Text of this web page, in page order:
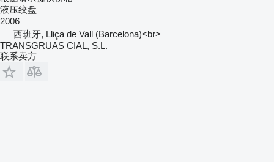
液压绞盘
2006
西班牙, Lliça de Vall (Barcelona)<br>
TRANSGRUAS CIAL, S.L.
联系卖方